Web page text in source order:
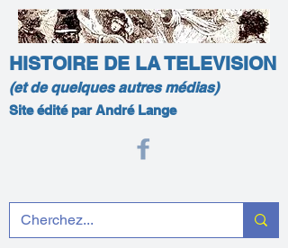
HISTOIRE DE LA TELEVISION
(et de quelques autres médias)
Site édité par André Lange